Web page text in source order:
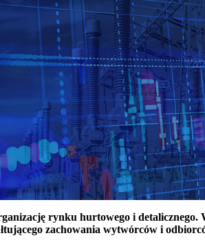
rynku hurtowego i
zachowania wytwórców i